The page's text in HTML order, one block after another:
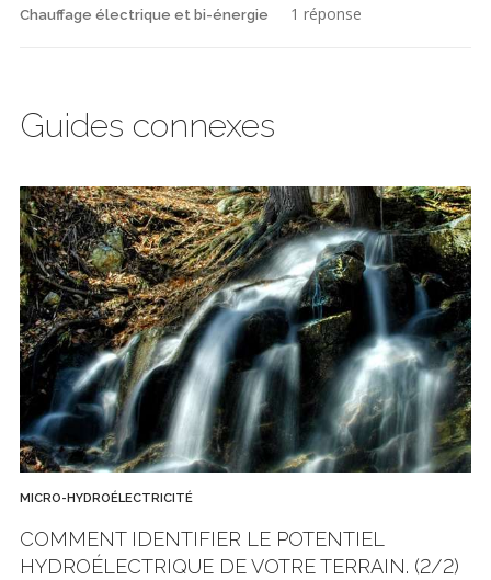
Chauffage électrique et bi-énergie 1 réponse
Guides connexes
MICRO-HYDROÉLECTRICITÉ
COMMENT IDENTIFIER LE POTENTIEL
HYDROÉLECTRIQUE DE VOTRE TERRAIN. (2/2)